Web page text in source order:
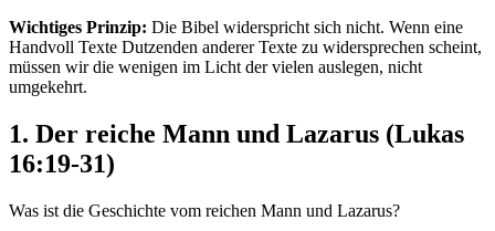
Wichtiges Prinzip: Die Bibel widerspricht sich nicht. Wenn eine
Handvoll Texte Dutzenden anderer Texte zu widersprechen scheint,
müssen wir die wenigen im Licht der vielen auslegen, nicht
umgekehrt.
1. Der reiche Mann und Lazarus (Lukas
16:19-31)
Was ist die Geschichte vom reichen Mann und Lazarus?